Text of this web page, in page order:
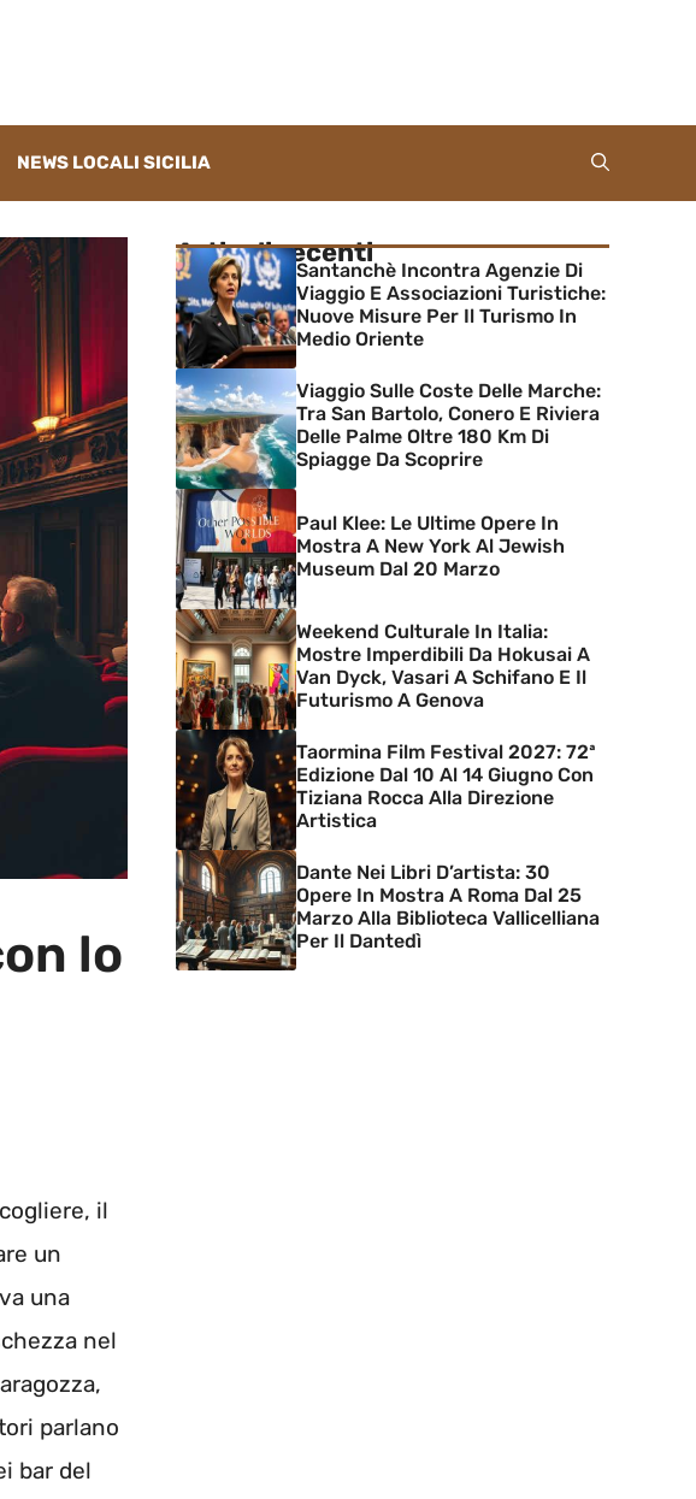
NEWS LOCALI SICILIA
lo
il
un
una
nel
parlano
bar del
Articoli recenti
Santanchè Incontra Agenzie Di
Viaggio E Associazioni Turistiche:
Nuove Misure Per Il Turismo In
Medio Oriente
Viaggio Sulle Coste Delle Marche:
Tra San Bartolo, Conero E Riviera
Delle Palme Oltre 180 Km Di
Spiagge Da Scoprire
Paul Klee: Le Ultime Opere In
Mostra A New York Al Jewish
Museum Dal 20 Marzo
Weekend Culturale In Italia:
Mostre Imperdibili Da Hokusai A
Van Dyck, Vasari A Schifano E Il
Futurismo A Genova
Taormina Film Festival 2027: 72ª
Edizione Dal 10 Al 14 Giugno Con
Tiziana Rocca Alla Direzione
Artistica
Dante Nei Libri D’artista: 30
Opere In Mostra A Roma Dal 25
Marzo Alla Biblioteca Vallicelliana
Per Il Dantedì